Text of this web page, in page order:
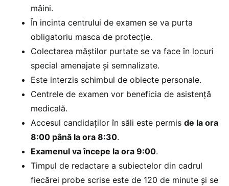
mâini.
În incinta centrului de examen se va purta
obligatoriu masca de protecție.
Colectarea măștilor purtate se va face în locuri
special amenajate și semnalizate.
Este interzis schimbul de obiecte personale.
Centrele de examen vor beneficia de asistență
medicală.
Accesul candidaților în săli este permis de la ora
8:00 până la ora 8:30.
Examenul va începe la ora 9:00.
Timpul de redactare a subiectelor din cadrul
fiecărei probe scrise este de 120 de minute și se